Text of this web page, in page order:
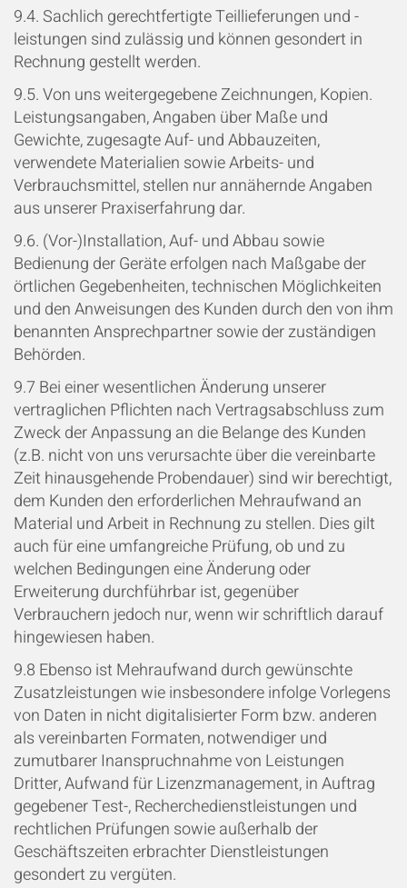
9.4. Sachlich gerechtfertigte Teillieferungen und -
leistungen sind zulässig und können gesondert in
Rechnung gestellt werden.
9.5. Von uns weitergegebene Zeichnungen, Kopien.
Leistungsangaben, Angaben über Maße und
Gewichte, zugesagte Auf- und Abbauzeiten,
verwendete Materialien sowie Arbeits- und
Verbrauchsmittel, stellen nur annähernde Angaben
aus unserer Praxiserfahrung dar.
9.6. (Vor-)Installation, Auf- und Abbau sowie
Bedienung der Geräte erfolgen nach Maßgabe der
örtlichen Gegebenheiten, technischen Möglichkeiten
und den Anweisungen des Kunden durch den von ihm
benannten Ansprechpartner sowie der zuständigen
Behörden.
9.7 Bei einer wesentlichen Änderung unserer
vertraglichen Pflichten nach Vertragsabschluss zum
Zweck der Anpassung an die Belange des Kunden
(z.B. nicht von uns verursachte über die vereinbarte
Zeit hinausgehende Probendauer) sind wir berechtigt,
dem Kunden den erforderlichen Mehraufwand an
Material und Arbeit in Rechnung zu stellen. Dies gilt
auch für eine umfangreiche Prüfung, ob und zu
welchen Bedingungen eine Änderung oder
Erweiterung durchführbar ist, gegenüber
Verbrauchern jedoch nur, wenn wir schriftlich darauf
hingewiesen haben.
9.8 Ebenso ist Mehraufwand durch gewünschte
Zusatzleistungen wie insbesondere infolge Vorlegens
von Daten in nicht digitalisierter Form bzw. anderen
als vereinbarten Formaten, notwendiger und
zumutbarer Inanspruchnahme von Leistungen
Dritter, Aufwand für Lizenzmanagement, in Auftrag
gegebener Test-, Recherchedienstleistungen und
rechtlichen Prüfungen sowie außerhalb der
Geschäftszeiten erbrachter Dienstleistungen
gesondert zu vergüten.